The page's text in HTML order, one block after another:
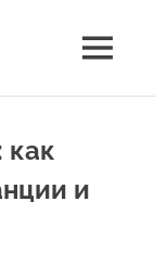
МЕНЮ
как
и